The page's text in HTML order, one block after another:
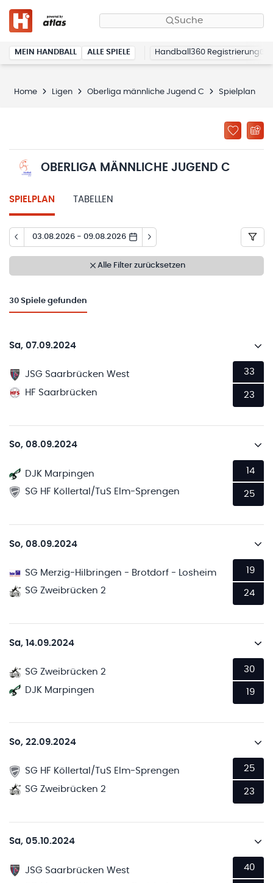
Suche
MEIN HANDBALL ALLE SPIELE Handball360 Registrierung
Home Ligen Oberliga männliche Jugend C Spielplan
OBERLIGA MÄNNLICHE JUGEND C
SPIELPLAN TABELLEN
03.08.2026 - 09.08.2026
Alle Filter zurücksetzen
30 Spiele gefunden
Sa, 07.09.2024
JSG Saarbrücken West
HF Saarbrücken
33
23
So, 08.09.2024
DJK Marpingen
SG HF Köllertal/TuS Elm-Sprengen
14
25
So, 08.09.2024
SG Merzig-Hilbringen - Brotdorf - Losheim
SG Zweibrücken 2
19
24
Sa, 14.09.2024
SG Zweibrücken 2
DJK Marpingen
30
19
So, 22.09.2024
SG HF Köllertal/TuS Elm-Sprengen
SG Zweibrücken 2
25
23
Sa, 05.10.2024
JSG Saarbrücken West
40